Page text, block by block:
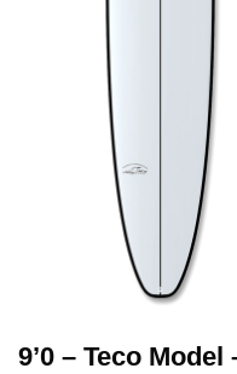
9’0 – Teco